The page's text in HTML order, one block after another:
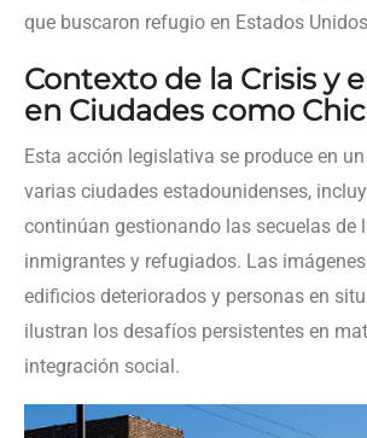
que buscaron refugio en Estados
Contexto de la Crisis y
en Ciudades como
Esta acción legislativa se produce en
varias ciudades estadounidenses,
continúan gestionando las secuelas de
inmigrantes y refugiados. Las
edificios deteriorados y personas en
ilustran los desafíos persistentes en
integración social.